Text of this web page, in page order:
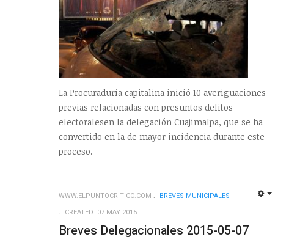
La Procuraduría capitalina inició 10 averiguaciones
previas relacionadas con presuntos delitos
electoralesen la delegación Cuajimalpa, que se ha
convertido en la de mayor incidencia durante este
proceso.
WWW.ELPUNTOCRITICO.COM
BREVES MUNICIPALES
CREATED: 07 MAY 2015
Breves Delegacionales 2015-05-07